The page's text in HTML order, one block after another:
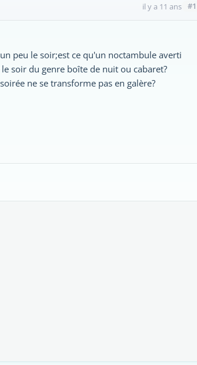
il y a 11 ans #1
peu le soir;est ce qu'un noctambule averti
soir du genre boîte de nuit ou cabaret?
ne se transforme pas en galère?